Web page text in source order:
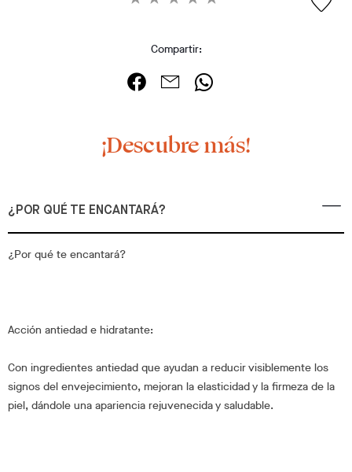
Compartir:
¡Descubre más!
¿POR QUÉ TE ENCANTARÁ?
¿Por qué te encantará?
Acción antiedad e hidratante:
Con ingredientes antiedad que ayudan a reducir visiblemente los
signos del envejecimiento, mejoran la elasticidad y la firmeza de la
piel, dándole una apariencia rejuvenecida y saludable.